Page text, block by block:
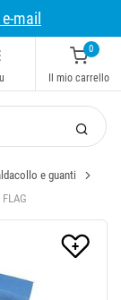
mail
0
Il mio carrello
e guanti
FLAG